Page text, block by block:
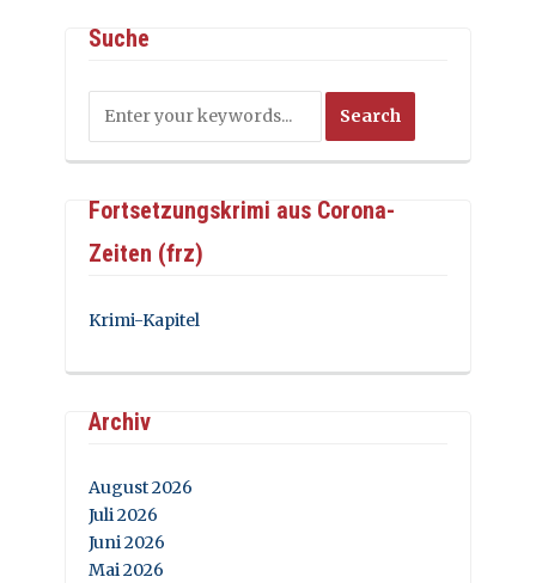
Suche
Fortsetzungskrimi aus Corona-
Zeiten (frz)
Krimi-Kapitel
Archiv
August 2026
Juli 2026
Juni 2026
Mai 2026